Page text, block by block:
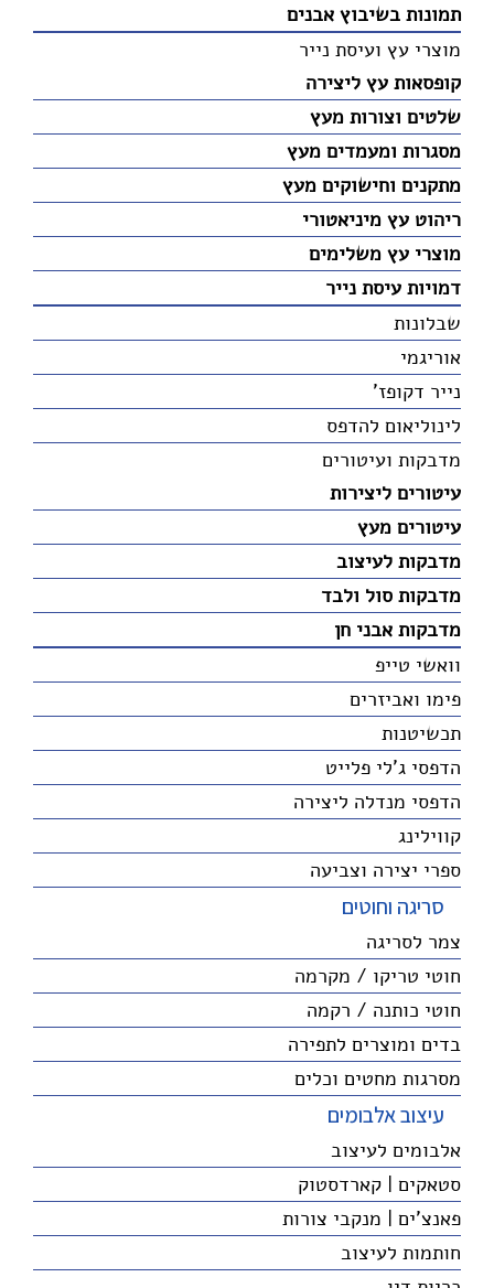
תמונות בשיבוץ אבנים
מוצרי עץ ועיסת נייר
קופסאות עץ ליצירה
שלטים וצורות מעץ
מסגרות ומעמדים מעץ
מתקנים וחישוקים מעץ
ריהוט עץ מיניאטורי
מוצרי עץ משלימים
דמויות עיסת נייר
שבלונות
אוריגמי
נייר דקופז'
לינוליאום להדפס
מדבקות ועיטורים
עיטורים ליצירות
עיטורים מעץ
מדבקות לעיצוב
מדבקות סול ולבד
מדבקות אבני חן
וואשי טייפ
פימו ואביזרים
תכשיטנות
הדפסי ג'לי פלייט
הדפסי מנדלה ליצירה
קווילינג
ספרי יצירה וצביעה
סריגה וחוטים
צמר לסריגה
חוטי טריקו / מקרמה
חוטי כותנה / רקמה
בדים ומוצרים לתפירה
מסרגות מחטים וכלים
עיצוב אלבומים
אלבומים לעיצוב
סטאקים | קארדסטוק
פאנצ'ים | מנקבי צורות
חותמות לעיצוב